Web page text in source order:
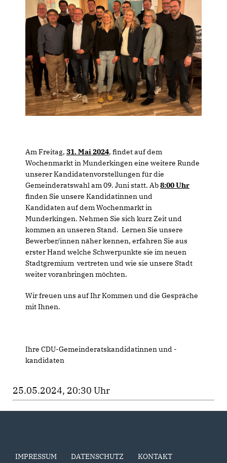
Am Freitag, 31. Mai 2024, findet auf dem
Wochenmarkt in Munderkingen eine weitere Runde
unserer Kandidatenvorstellungen für die
Gemeinderatswahl am 09. Juni statt. Ab8:00 Uhr
finden Sie unsere Kandidatinnen und
Kandidaten auf dem Wochenmarkt in
Munderkingen. Nehmen Sie sich kurz Zeit und
kommen an unseren Stand. Lernen Sie unsere
Bewerber/innen näher kennen, erfahren Sie aus
erster Hand welche Schwerpunkte sie im neuen
Stadtgremium vertreten und wie sie unsere Stadt
weiter voranbringen möchten.
Wir freuen uns auf Ihr Kommen und die Gespräche
mit Ihnen.
Ihre CDU-Gemeinderatskandidatinnen und -
kandidaten
25.05.2024, 20:30 Uhr
IMPRESSUM DATENSCHUTZ KONTAKT